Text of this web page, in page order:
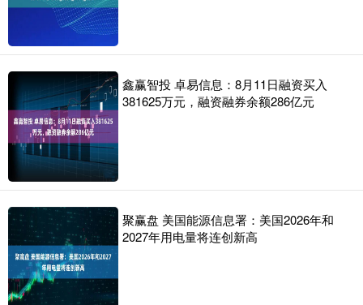
鑫赢智投 卓易信息：8月11日融资买入
381625万元，融资融券余额286亿元
聚赢盘 美国能源信息署：美国2026年和
2027年用电量将连创新高